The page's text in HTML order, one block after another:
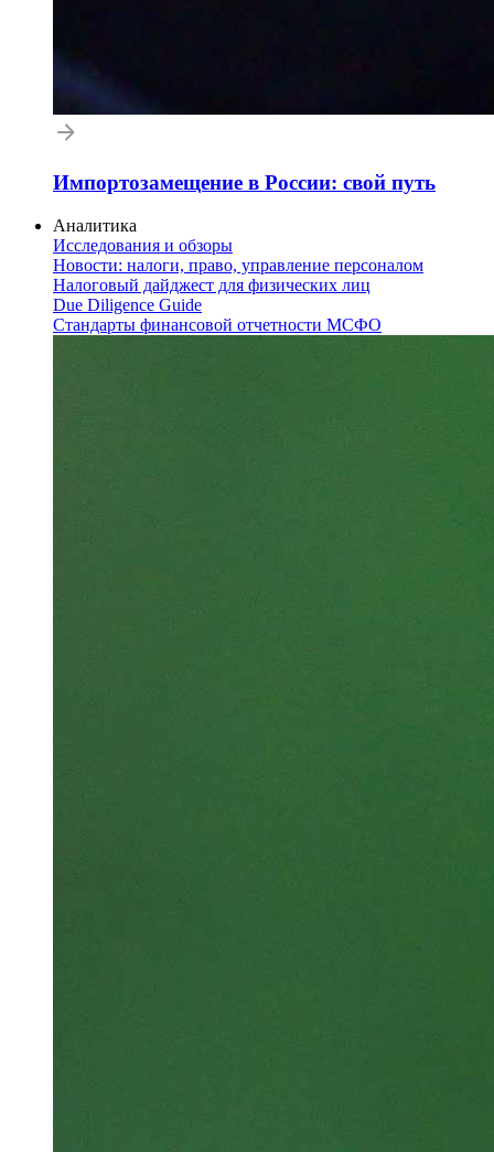
Импортозамещение в России: свой путь
Аналитика
Исследования и обзоры
Новости: налоги, право, управление персоналом
Налоговый дайджест для физических лиц
Due Diligence Guide
Стандарты финансовой отчетности МСФО